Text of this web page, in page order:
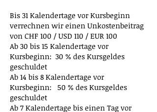
Bis 31 Kalendertage vor Kursbeginn
verrechnen wir einen Unkostenbeitrag
von CHF 100 / USD 110 / EUR 100
Ab 30 bis 15 Kalendertage vor
Kursbeginn: 30 % des Kursgeldes
geschuldet
Ab 14 bis 8 Kalendertage vor
Kursbeginn: 50 % des Kursgeldes
geschuldet
Ab 7 Kalendertage bis einen Tag vor